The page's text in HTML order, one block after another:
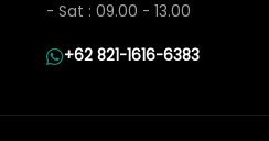
- Sat : 09.00 - 13.00
+62 821-1616-6383